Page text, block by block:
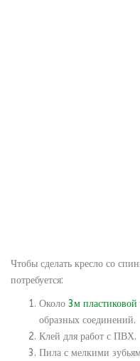
Чтобы сделать кресло со
потребуется:
Около 3м пластиковой
образных соединений.
Клей для работ с ПВХ.
Пила с мелкими